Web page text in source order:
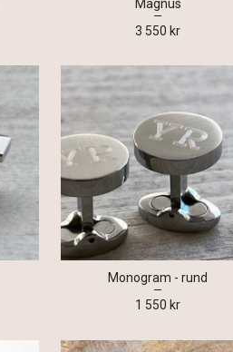
Magnus
3 550 kr
Monogram - rund
1 550 kr